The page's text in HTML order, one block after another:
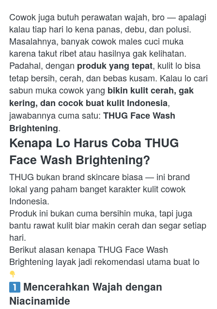
Cowok juga butuh perawatan wajah, bro — apalagi
kalau tiap hari lo kena panas, debu, dan polusi.
Masalahnya, banyak cowok males cuci muka
karena takut ribet atau hasilnya gak kelihatan.
Padahal, dengan produk yang tepat, kulit lo bisa
tetap bersih, cerah, dan bebas kusam. Kalau lo cari
sabun muka cowok yang bikin kulit cerah, gak
kering, dan cocok buat kulit Indonesia,
jawabannya cuma satu: THUG Face Wash
Brightening.
Kenapa Lo Harus Coba THUG
Face Wash Brightening?
THUG bukan brand skincare biasa — ini brand
lokal yang paham banget karakter kulit cowok
Indonesia.
Produk ini bukan cuma bersihin muka, tapi juga
bantu rawat kulit biar makin cerah dan segar setiap
hari.
Berikut alasan kenapa THUG Face Wash
Mencerahkan Wajah dengan
Niacinamide